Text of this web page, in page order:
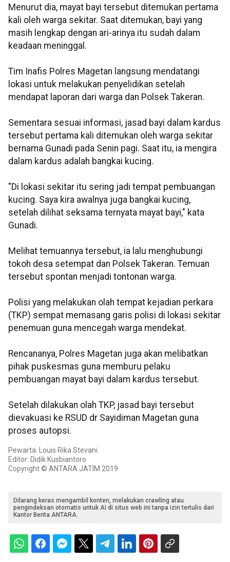
Menurut dia, mayat bayi tersebut ditemukan pertama
kali oleh warga sekitar. Saat ditemukan, bayi yang
masih lengkap dengan ari-arinya itu sudah dalam
keadaan meninggal.
Tim Inafis Polres Magetan langsung mendatangi
lokasi untuk melakukan penyelidikan setelah
mendapat laporan dari warga dan Polsek Takeran.
Sementara sesuai informasi, jasad bayi dalam kardus
tersebut pertama kali ditemukan oleh warga sekitar
bernama Gunadi pada Senin pagi. Saat itu, ia mengira
dalam kardus adalah bangkai kucing.
"Di lokasi sekitar itu sering jadi tempat pembuangan
kucing. Saya kira awalnya juga bangkai kucing,
setelah dilihat seksama ternyata mayat bayi," kata
Gunadi.
Melihat temuannya tersebut, ia lalu menghubungi
tokoh desa setempat dan Polsek Takeran. Temuan
tersebut spontan menjadi tontonan warga.
Polisi yang melakukan olah tempat kejadian perkara
(TKP) sempat memasang garis polisi di lokasi sekitar
penemuan guna mencegah warga mendekat.
Rencananya, Polres Magetan juga akan melibatkan
pihak puskesmas guna memburu pelaku
pembuangan mayat bayi dalam kardus tersebut.
Setelah dilakukan olah TKP, jasad bayi tersebut
dievakuasi ke RSUD dr Sayidiman Magetan guna
proses autopsi.
Pewarta: Louis Rika Stevani
Editor: Didik Kusbiantoro
Copyright © ANTARA JATIM 2019
Dilarang keras mengambil konten, melakukan crawling atau
pengindeksan otomatis untuk AI di situs web ini tanpa izin tertulis dari
Kantor Berita ANTARA.